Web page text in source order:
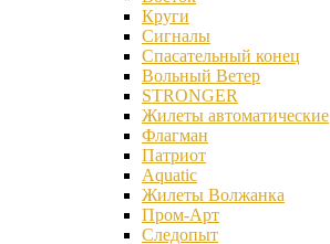
Круги
Сигналы
Спасательный конец
Вольный Ветер
STRONGER
Жилеты автоматические
Флагман
Патриот
Aquatic
Жилеты Волжанка
Пром-Арт
Следопыт